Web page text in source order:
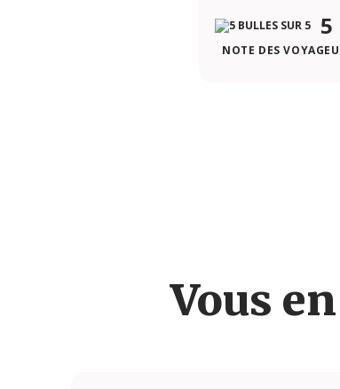
5
NOTE DES
Vous